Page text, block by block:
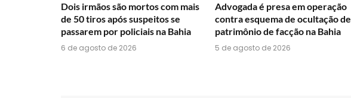
Dois irmãos são mortos com mais
de 50 tiros após suspeitos se
passarem por policiais na Bahia
6 de agosto de 2026
Advogada é presa em operação
contra esquema de ocultação de
patrimônio de facção na Bahia
5 de agosto de 2026